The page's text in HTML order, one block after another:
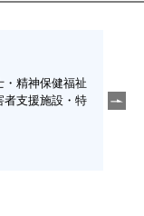
・精神保健福祉
支援施設・特
年間